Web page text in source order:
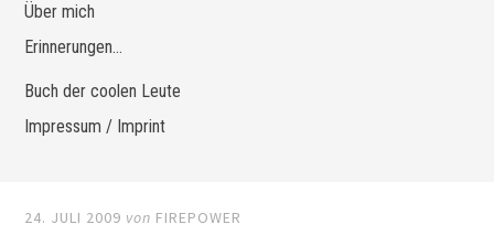
Über mich
Erinnerungen…
Buch der coolen Leute
Impressum / Imprint
24. JULI 2009 von FIREPOWER